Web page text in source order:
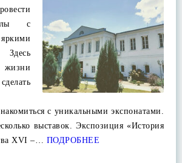
с
Здесь
жизни
с уникальными экспонатами.
выставок. Экспозиция «История
XVI –… ПОДРОБНЕЕ